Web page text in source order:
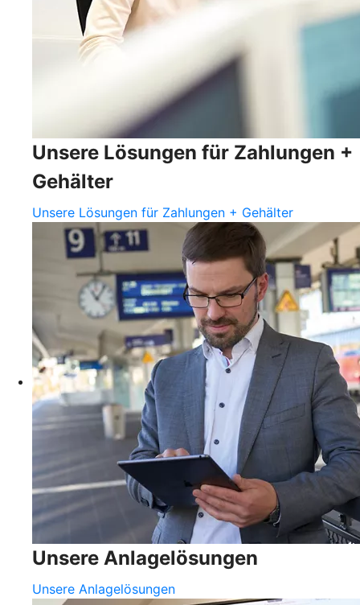
Unsere Lösungen für Zahlungen +
Gehälter
Unsere Lösungen für Zahlungen + Gehälter
Unsere Anlagelösungen
Unsere Anlagelösungen